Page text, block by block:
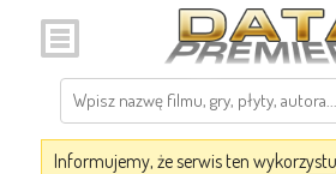
Informujemy, że serwis ten